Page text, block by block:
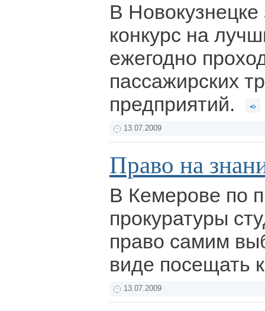
В
конкурс на
ежегодно
пассажирских
предприятий.
13.07.2009
Право на
В Кемерове по
прокуратуры
право самим
виде посещать
13.07.2009